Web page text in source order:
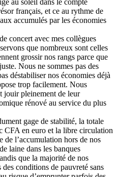
au soleil dans le compte
français, et ce au rythme de
accumulés par les économies
concert avec mes collègues
que nombreux sont celles
grossir nos rangs parce que
Nous ne sommes pas des
déstabiliser nos économies déjà
trop facilement. Nous
jouir pleinement de leur
rénové au service du plus
gage de stabilité, la totale
CFA en euro et la libre circulation
de l’accumulation hors de nos
laine dans les banques
que la majorité de nos
conditions de pauvreté sans